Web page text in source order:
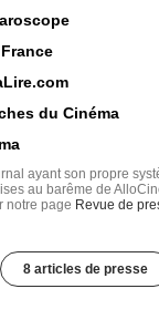
du Cinéma
ayant son propre
au barême de
notre page Revue de
8 articles de presse